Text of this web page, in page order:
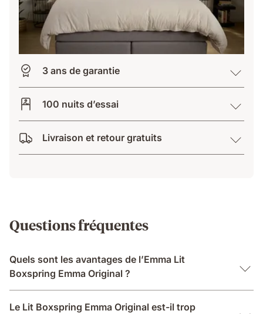
3 ans de garantie
100 nuits d’essai
Livraison et retour gratuits
Questions fréquentes
Quels sont les avantages de l’Emma Lit
Boxspring Emma Original ?
Le Lit Boxspring Emma Original est-il trop